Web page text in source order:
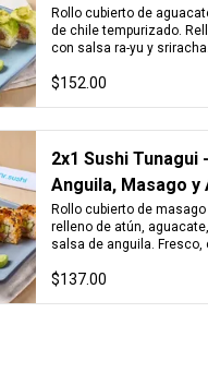
Tempura
Rollo cubierto de
de chile tempurizado.
con salsa ra-yu y
$152.00
2x1 Sushi Tunagui
Anguila, Masago y
Rollo cubierto de
relleno de atún,
salsa de anguila. Fresco,
$137.00